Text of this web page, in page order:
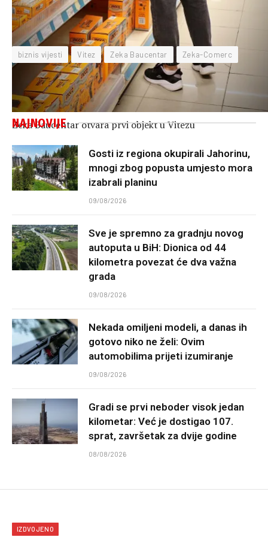
Zeka Baucentar otvara prvi objekt u Vitezu
biznis vijesti Vitez Zeka Baucentar Zeka-Comerc
NAJNOVIJE
Gosti iz regiona okupirali Jahorinu,
mnogi zbog popusta umjesto mora
izabrali planinu
09/08/2026
Sve je spremno za gradnju novog
autoputa u BiH: Dionica od 44
kilometra povezat će dva važna
grada
09/08/2026
Nekada omiljeni modeli, a danas ih
gotovo niko ne želi: Ovim
automobilima prijeti izumiranje
09/08/2026
Gradi se prvi neboder visok jedan
kilometar: Već je dostigao 107.
sprat, završetak za dvije godine
08/08/2026
IZDVOJENO